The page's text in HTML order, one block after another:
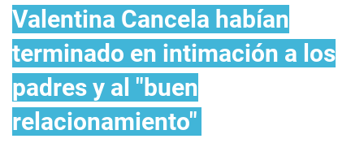
Valentina Cancela habían
terminado en intimación a los
padres y al "buen
relacionamiento"